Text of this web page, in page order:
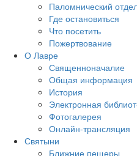
Паломнический
Где остановиться
Что посетить
Пожертвование
О Лавре
Священноначалие
Общая информация
История
Электронная
Фотогалерея
Онлайн-трансляция
Святыни
Ближние пещеры